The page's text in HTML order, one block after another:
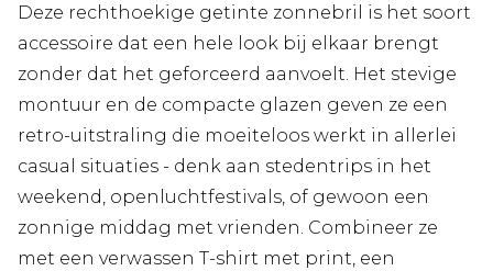
Deze rechthoekige getinte zonnebril is het soort
accessoire dat een hele look bij elkaar brengt
zonder dat het geforceerd aanvoelt. Het stevige
montuur en de compacte glazen geven ze een
retro-uitstraling die moeiteloos werkt in allerlei
casual situaties - denk aan stedentrips in het
weekend, openluchtfestivals, of gewoon een
zonnige middag met vrienden. Combineer ze
met een verwassen T-shirt met print, een